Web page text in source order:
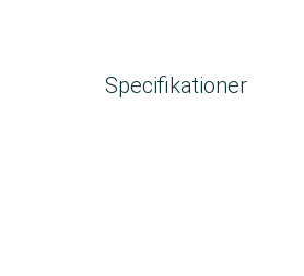
Specifikationer